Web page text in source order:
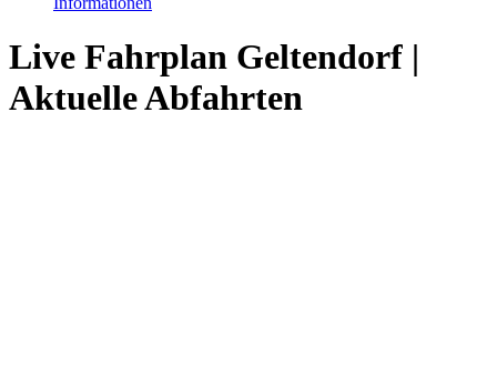
Live Fahrplan Geltendorf |
Aktuelle Abfahrten